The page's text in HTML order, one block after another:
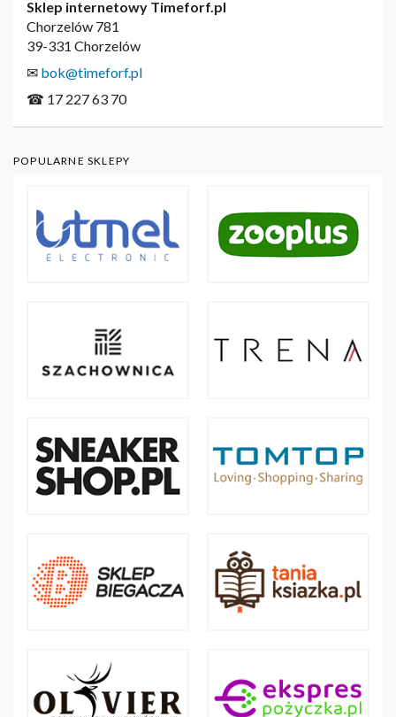
Sklep internetowy Timeforf.pl
Chorzelów 781
39-331 Chorzelów
✉ bok@timeforf.pl
☎ 17 227 63 70
POPULARNE SKLEPY